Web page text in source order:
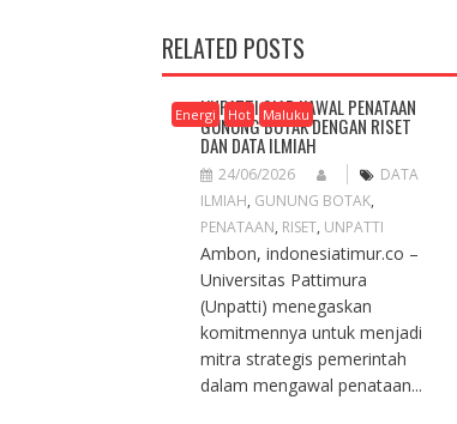
N
A
V
G
RELATED POSTS
Energi Hot Maluku
UNPATTI SIAP KAWAL PENATAAN
GUNUNG BOTAK DENGAN RISET
DAN DATA ILMIAH
24/06/2026
DATA
ILMIAH, GUNUNG BOTAK,
PENATAAN, RISET, UNPATTI
Ambon, indonesiatimur.co –
Universitas Pattimura
(Unpatti) menegaskan
komitmennya untuk menjadi
mitra strategis pemerintah
dalam mengawal penataan...